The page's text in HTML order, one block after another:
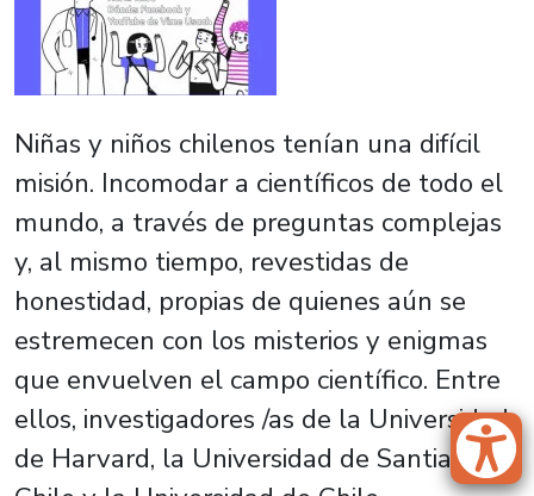
Niñas y niños chilenos tenían una difícil
misión. Incomodar a científicos de todo el
mundo, a través de preguntas complejas
y, al mismo tiempo, revestidas de
honestidad, propias de quienes aún se
estremecen con los misterios y enigmas
que envuelven el campo científico. Entre
ellos, investigadores /as de la Universidad
de Harvard, la Universidad de Santiago de